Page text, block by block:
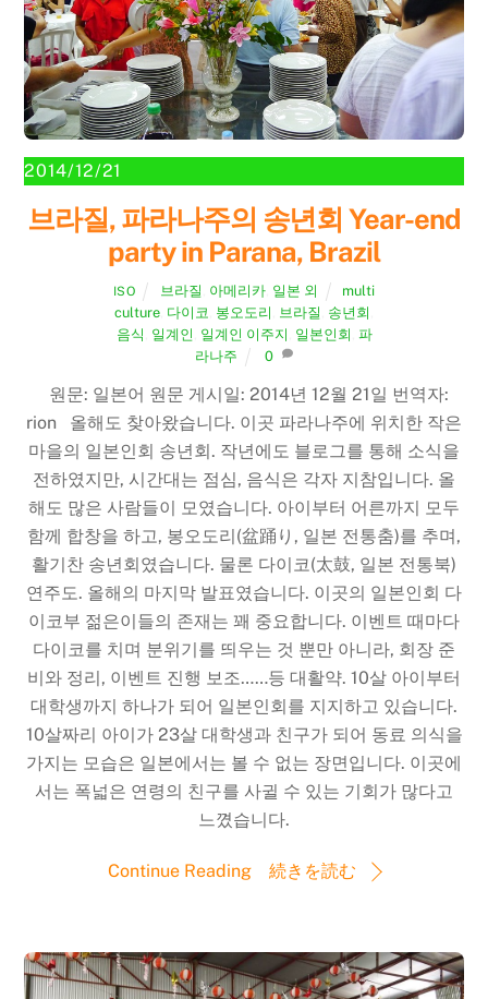
2014/12/21
브라질, 파라나주의 송년회 Year-end
party in Parana, Brazil
ISO 브라질 아메리카, 일본 외
multi
culture 다이코 봉오도리 브라질 송년회
음식 일계인 일계인 이주지 일본인회 파
라나주
0
원문: 일본어 원문 게시일: 2014년 12월 21일 번역자:
rion 올해도 찾아왔습니다. 이곳 파라나주에 위치한 작은
마을의 일본인회 송년회. 작년에도 블로그를 통해 소식을
전하였지만, 시간대는 점심, 음식은 각자 지참입니다. 올
해도 많은 사람들이 모였습니다. 아이부터 어른까지 모두
함께 합창을 하고, 봉오도리(盆踊り, 일본 전통춤)를 추며,
활기찬 송년회였습니다. 물론 다이코(太鼓, 일본 전통북)
연주도. 올해의 마지막 발표였습니다. 이곳의 일본인회 다
이코부 젊은이들의 존재는 꽤 중요합니다. 이벤트 때마다
다이코를 치며 분위기를 띄우는 것 뿐만 아니라, 회장 준
비와 정리, 이벤트 진행 보조……등 대활약. 10살 아이부터
대학생까지 하나가 되어 일본인회를 지지하고 있습니다.
10살짜리 아이가 23살 대학생과 친구가 되어 동료 의식을
가지는 모습은 일본에서는 볼 수 없는 장면입니다. 이곳에
서는 폭넓은 연령의 친구를 사귈 수 있는 기회가 많다고
느꼈습니다.
Continue Reading 続きを読む